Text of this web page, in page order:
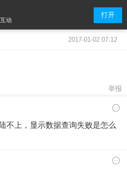
动
打开
2017-01-02 07:12
举报
不上，显示数据查询失败是怎么